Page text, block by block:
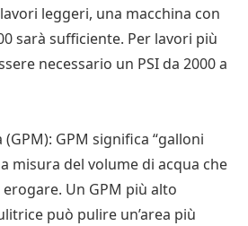
leggeri, una macchina con
sarà sufficiente. Per lavori più
necessario un PSI da 2000 a
(GPM): GPM significa “galloni
misura del volume di acqua che
Un GPM più alto
può pulire un’area più